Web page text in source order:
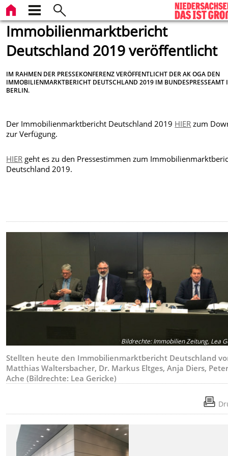
Immobilienmarktbericht
Deutschland 2019 veröffentlicht
IM RAHMEN DER PRESSEKONFERENZ VERÖFFENTLICHT DER AK OGA DEN
IMMOBILIENMARKTBERICHT DEUTSCHLAND 2019 IM BUNDESPRESSEAMT
BERLIN.
Der Immobilienmarktbericht Deutschland 2019 HIER zum
zur Verfügung.
HIER geht es zu den Pressestimmen zum
Deutschland 2019.
Bildrechte:Immobilien Zeitung, Lea
Stellten heute den Immobilienmarktbericht Deutschland
Matthias Waltersbacher, Dr. Markus Eltges, Anja Diers,
Ache (Bildrechte: Lea Gericke)